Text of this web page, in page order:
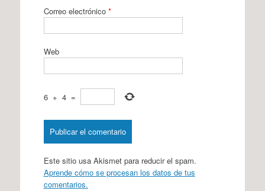
Correo electrónico *
Web
6 + 4 =
Este sitio usa Akismet para reducir el spam.
Aprende cómo se procesan los datos de tus
comentarios.